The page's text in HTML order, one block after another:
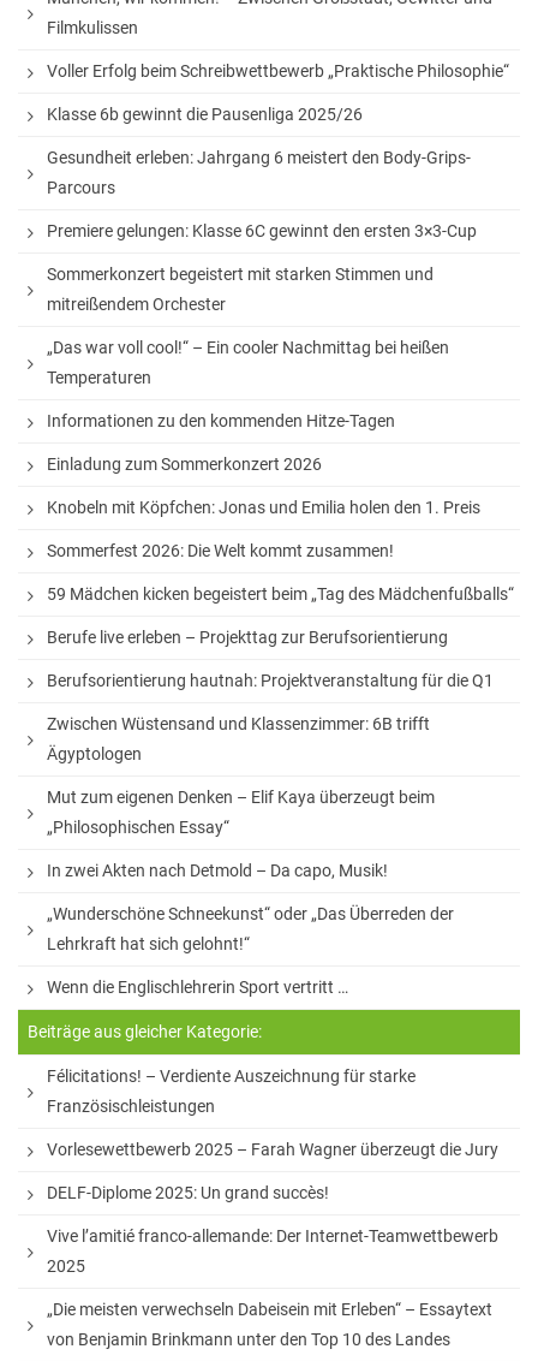
Unser Schulhof
VHS Minden am GymPW
Die Mensa
Musikpraxis
Fahrten
Fahrten innerhalb Deutschlands
Fahrten ins englischsprachige Ausland
Fahrten nach Frankreich
Fahrten nach Italien
Fahrten nach Polen
Fahrten nach Israel
Auslandsaufenthalte
Ski-Freizeit
Filmkulissen
Voller Erfolg beim Schreibwettbewerb „Praktische Philosophie“
Klasse 6b gewinnt die Pausenliga 2025/26
Gesundheit erleben: Jahrgang 6 meistert den Body-Grips-
Parcours
Premiere gelungen: Klasse 6C gewinnt den ersten 3×3-Cup
Sommerkonzert begeistert mit starken Stimmen und
mitreißendem Orchester
„Das war voll cool!“ – Ein cooler Nachmittag bei heißen
Temperaturen
Informationen zu den kommenden Hitze-Tagen
Einladung zum Sommerkonzert 2026
Knobeln mit Köpfchen: Jonas und Emilia holen den 1. Preis
Sommerfest 2026: Die Welt kommt zusammen!
59 Mädchen kicken begeistert beim „Tag des Mädchenfußballs“
Berufe live erleben – Projekttag zur Berufsorientierung
Berufsorientierung hautnah: Projektveranstaltung für die Q1
Zwischen Wüstensand und Klassenzimmer: 6B trifft
Ägyptologen
Mut zum eigenen Denken – Elif Kaya überzeugt beim
„Philosophischen Essay“
In zwei Akten nach Detmold – Da capo, Musik!
„Wunderschöne Schneekunst“ oder „Das Überreden der
Lehrkraft hat sich gelohnt!“
Wenn die Englischlehrerin Sport vertritt …
Beiträge aus gleicher Kategorie:
Félicitations! – Verdiente Auszeichnung für starke
Französischleistungen
Vorlesewettbewerb 2025 – Farah Wagner überzeugt die Jury
DELF-Diplome 2025: Un grand succès!
Vive l’amitié franco-allemande: Der Internet-Teamwettbewerb
2025
„Die meisten verwechseln Dabeisein mit Erleben“ – Essaytext
von Benjamin Brinkmann unter den Top 10 des Landes